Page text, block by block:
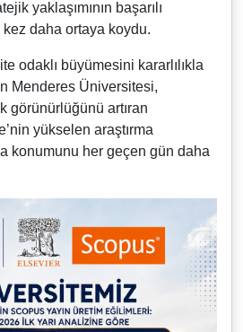
yaklaşımının başarılı
daha ortaya koydu.
odaklı büyümesini kararlılıkla
Menderes Üniversitesi,
görünürlüğünü artıran
yükselen araştırma
konumunu her geçen gün daha